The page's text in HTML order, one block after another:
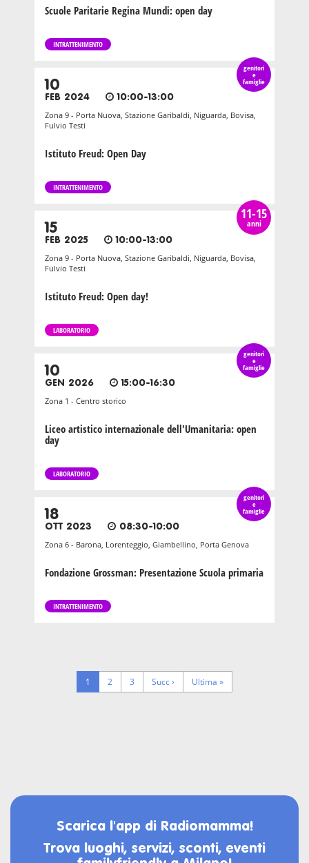
Scuole Paritarie Regina Mundi: open day
INTRATTENIMENTO
genitori
e
famiglie
10
FEB 2024 10:00-13:00
Zona 9 - Porta Nuova, Stazione Garibaldi, Niguarda, Bovisa,
Fulvio Testi
Istituto Freud: Open Day
INTRATTENIMENTO
11-15
anni
15
FEB 2025 10:00-13:00
Zona 9 - Porta Nuova, Stazione Garibaldi, Niguarda, Bovisa,
Fulvio Testi
Istituto Freud: Open day!
LABORATORIO
genitori
e
famiglie
10
GEN 2026 15:00-16:30
Zona 1 - Centro storico
Liceo artistico internazionale dell'Umanitaria: open
day
LABORATORIO
genitori
e
famiglie
18
OTT 2023 08:30-10:00
Zona 6 - Barona, Lorenteggio, Giambellino, Porta Genova
Fondazione Grossman: Presentazione Scuola primaria
INTRATTENIMENTO
Pagina
corrente
1 Page
2 Page
3
Next
page
Succ ›
Last
page
Ultima »
Scarica l'app di Radiomamma!
Trova luoghi, servizi, sconti, eventi